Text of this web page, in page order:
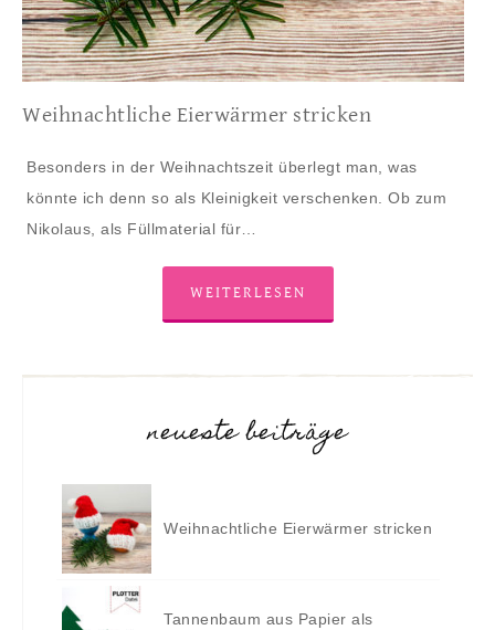
Weihnachtliche Eierwärmer stricken
Besonders in der Weihnachtszeit überlegt man, was
könnte ich denn so als Kleinigkeit verschenken. Ob zum
Nikolaus, als Füllmaterial für…
WEITERLESEN
neueste beiträge
Weihnachtliche Eierwärmer stricken
Tannenbaum aus Papier als